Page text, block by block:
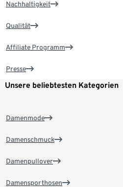
Nachhaltigkeit
Qualität
Affiliate Programm
Presse
Unsere beliebtesten Kategorien
Damenmode
Damenschmuck
Damenpullover
Damensporthosen